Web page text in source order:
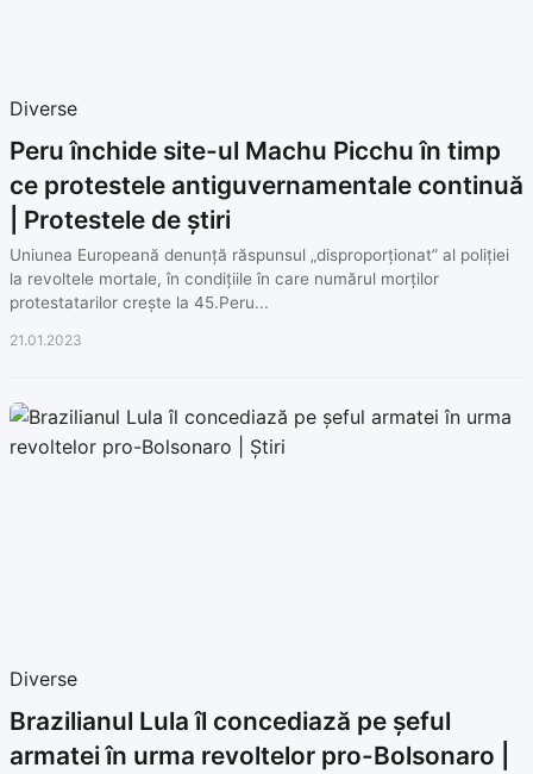
Diverse
Peru închide site-ul Machu Picchu în timp
ce protestele antiguvernamentale continuă
| Protestele de știri
Uniunea Europeană denunță răspunsul „disproporționat” al poliției
la revoltele mortale, în condițiile în care numărul morților
protestatarilor crește la 45.Peru...
21.01.2023
Diverse
Brazilianul Lula îl concediază pe șeful
armatei în urma revoltelor pro-Bolsonaro |